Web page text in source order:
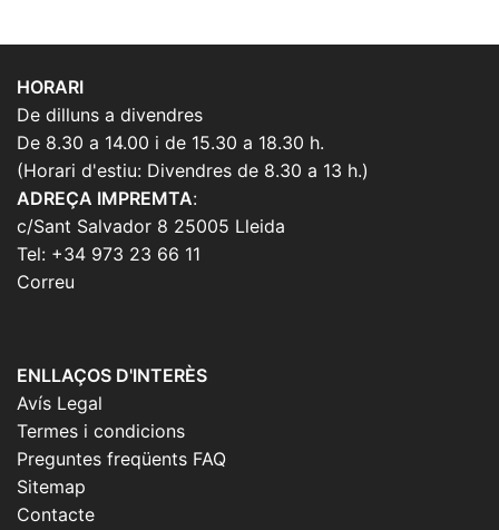
triar
HORARI
De dilluns a divendres
De 8.30 a 14.00 i de 15.30 a 18.30 h.
(Horari d'estiu: Divendres de 8.30 a 13 h.)
ADREÇA IMPREMTA:
c/Sant Salvador 8 25005 Lleida
Tel: +34 973 23 66 11
Correu
ENLLAÇOS D'INTERÈS
Avís Legal
Termes i condicions
Preguntes freqüents FAQ
Sitemap
Contacte